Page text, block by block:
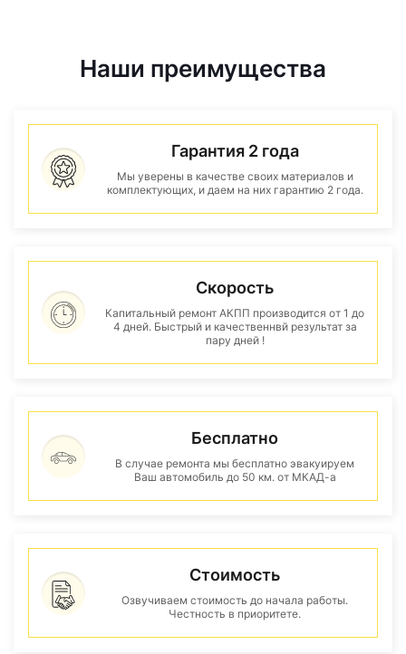
Наши преимущества
Гарантия 2 года
Мы уверены в качестве своих материалов и
комплектующих, и даем на них гарантию 2 года.
Скорость
Капитальный ремонт АКПП производится от 1 до
4 дней. Быстрый и качественнвй результат за
пару дней !
Бесплатно
В случае ремонта мы бесплатно эвакуируем
Ваш автомобиль до 50 км. от МКАД-а
Стоимость
Озвучиваем стоимость до начала работы.
Честность в приоритете.